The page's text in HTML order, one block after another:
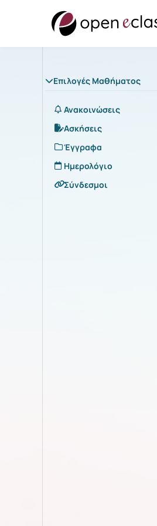
Επιλογές Μαθήματος
Ανακοινώσεις
Ασκήσεις
Έγγραφα
Ημερολόγιο
Σύνδεσμοι